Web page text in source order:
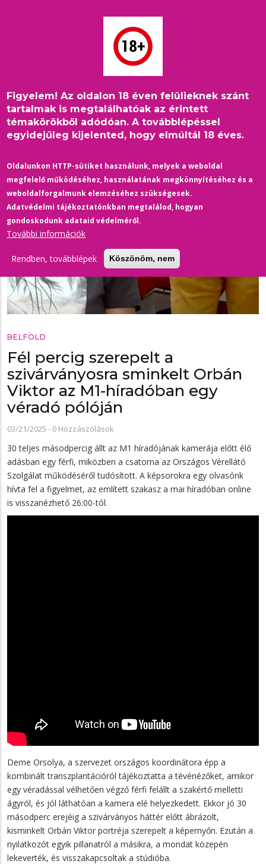
Figyelem! Az oldalon 18 éven felülieknek szánt
tartalmak is megtalálhatóak az érintett
témakörökből adódóan. A továbblépéssel
egyidejűleg kijelented, hogy elmúltál 18 éves.
Oldalunkon HTTP-sütiket használunk, melyek a weboldal
megfelelő működéséhez, használatának megkönnyítéséhez és a
weboldalforgalmunk elemzéséhez szükségesek.
Adatvédelmi tájékoztatónkban megtalálod, hogyan
gondoskodunk adataid védelméről.
További információk
Rendben, továbblépek Köszönöm, nem
Morzsa
Címlap /Belföld /
Fél percig szerepelt a szivárványosra sminkelt Orbán Viktor az
M1-híradóban egy véradó pólóján
BELFÖLD
Fél percig szerepelt a
szivárványosra sminkelt Orbán
Viktor az M1-híradóban egy
véradó pólóján
03/21/2025 - 0 Hozzászólások
30 teljes másodpercig állt az M1 híradójának kamerája előtt élő
adásban egy férfi, miközben a csatorna az Országos Vérellátó
Szolgálat működéséről tudósított. A képsorokra egy olvasónk
hívta fel a figyelmet, az említett szakasz a mai híradóban online
is visszanézhető 26:00-tól.
Deme Orsolya, a szervezet országos koordinátora épp a
kombinált transzplantációról tájékoztatta a tévénézőket, amikor
egy véradással vélhetően végző férfi felállt a szakértő melletti
ágyról, és jól láthatóan a kamera elé helyezkedett. Ekkor jó 30
másodperc erejéig a szivárványos háttér előtt ábrázolt,
kisminkelt Orbán Viktor portréja szerepelt a képernyőn. Ezután a
nyilatkozót egyik pillanatról a másikra, a mondat közepén
lekeverték, és visszakapcsoltak a stúdióba.